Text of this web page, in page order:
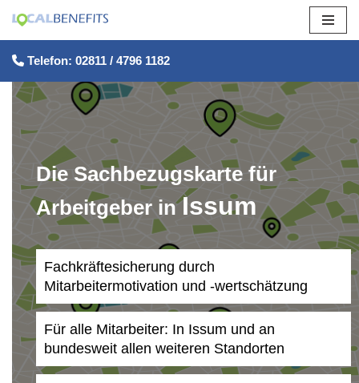
Zum
Inhalt
springen
Telefon: 02811 / 4796 1182
Die Sachbezugskarte für
Arbeitgeber inIssum
Fachkräftesicherung durch
Mitarbeitermotivation und -wertschätzung
Für alle Mitarbeiter: In Issum und an
bundesweit allen weiteren Standorten